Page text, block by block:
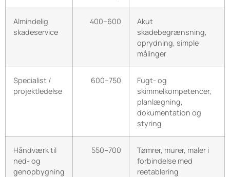
Almindelig
skadeservice
400–600
Akut
skadebegrænsning,
oprydning, simple
målinger
Specialist /
projektledelse
600–750
Fugt- og
skimmelkompetencer,
planlægning,
dokumentation og
styring
Håndværk til
ned- og
genopbygning
550–700
Tømrer, murer, maler i
forbindelse med
reetablering